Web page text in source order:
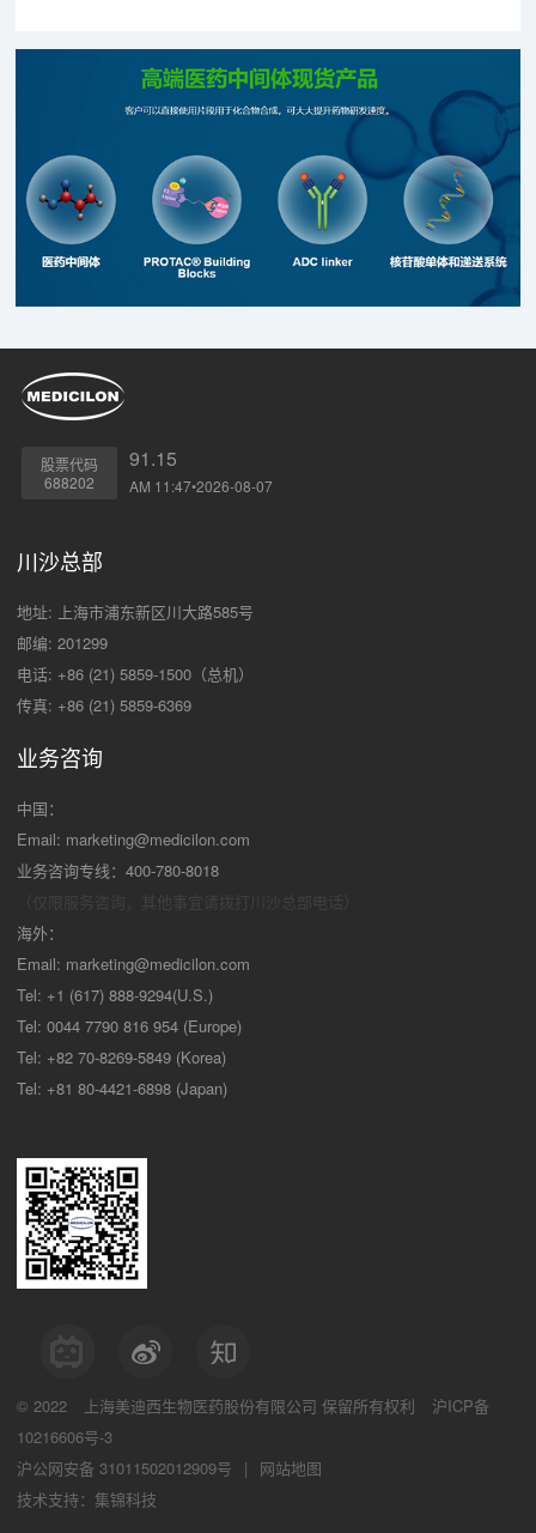
股票代码
688202
91.15
AM 11:47•2026-08-07
川沙总部
地址: 上海市浦东新区川大路585号
邮编: 201299
电话: +86 (21) 5859-1500（总机）
传真: +86 (21) 5859-6369
业务咨询
中国：
Email: marketing@medicilon.com
业务咨询专线：400-780-8018
海外：
Email: marketing@medicilon.com
Tel: +1 (617) 888-9294(U.S.)
Tel: 0044 7790 816 954 (Europe)
Tel: +82 70-8269-5849 (Korea)
Tel: +81 80-4421-6898 (Japan)
© 2022 上海美迪西生物医药股份有限公司 保留所有权利
沪ICP备
10216606号-3
沪公网安备 31011502012909号
|
网站地图
技术支持：集锦科技